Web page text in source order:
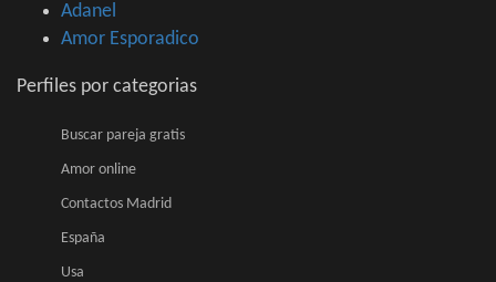
Adanel
Amor Esporadico
Perfiles por categorias
Buscar pareja gratis
Amor online
Contactos Madrid
España
Usa